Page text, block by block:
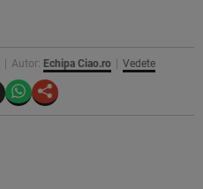
Autor: Echipa Ciao.ro Vedete